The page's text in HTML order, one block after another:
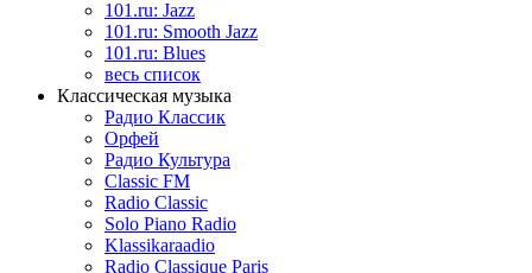
101.ru: Jazz
101.ru: Smooth Jazz
101.ru: Blues
весь список
Классическая музыка
Радио Классик
Орфей
Радио Культура
Classic FM
Radio Classic
Solo Piano Radio
Klassikaraadio
Radio Classique Paris